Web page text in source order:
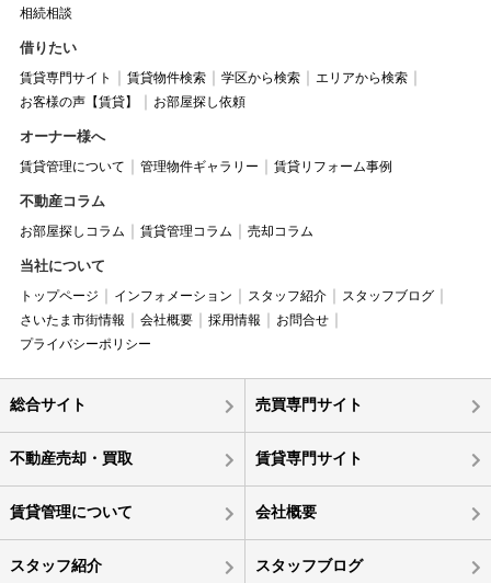
相続相談
借りたい
賃貸専門サイト 賃貸物件検索 学区から検索
エリアから検索
お客様の声【賃貸】
お部屋探し依頼
オーナー様へ
賃貸管理について 管理物件ギャラリー 賃貸リフォーム事例
不動産コラム
お部屋探しコラム 賃貸管理コラム 売却コラム
当社について
トップページ インフォメーション スタッフ紹介
スタッフブログ
さいたま市街情報
会社概要 採用情報
お問合せ
プライバシーポリシー
総合サイト 売買専門サイト
不動産売却・買取 賃貸専門サイト
賃貸管理について 会社概要
スタッフ紹介 スタッフブログ